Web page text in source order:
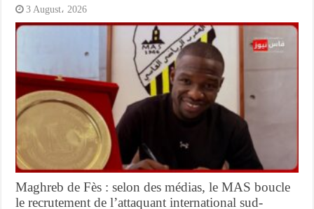
3 August، 2026
Maghreb de Fès : selon des médias, le MAS boucle
le recrutement de l’attaquant international sud-